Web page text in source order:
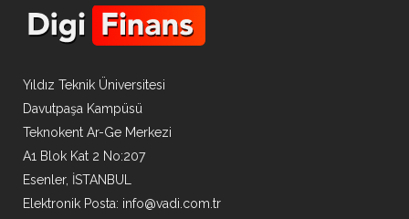
Yıldız Teknik Üniversitesi
Davutpaşa Kampüsü
Teknokent Ar-Ge Merkezi
A1 Blok Kat 2 No:207
Esenler, İSTANBUL
Elektronik Posta: info@vadi.com.tr